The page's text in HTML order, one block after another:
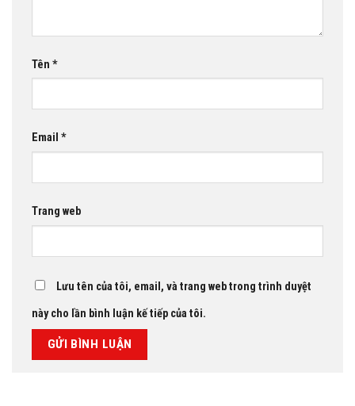
Tên *
Email *
Trang web
Lưu tên của tôi, email, và trang web trong trình duyệt
này cho lần bình luận kế tiếp của tôi.